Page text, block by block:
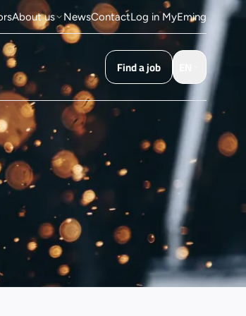
About us NewsContactLog in MyEming
Find a job